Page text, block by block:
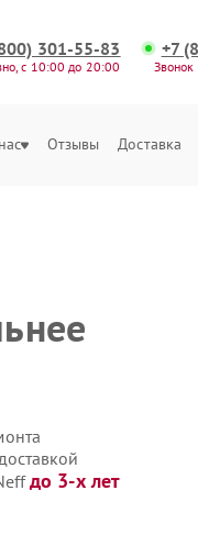
301-55-83
с 10:00 до 20:00
+7
Отзывы Доставка
до 3-х лет